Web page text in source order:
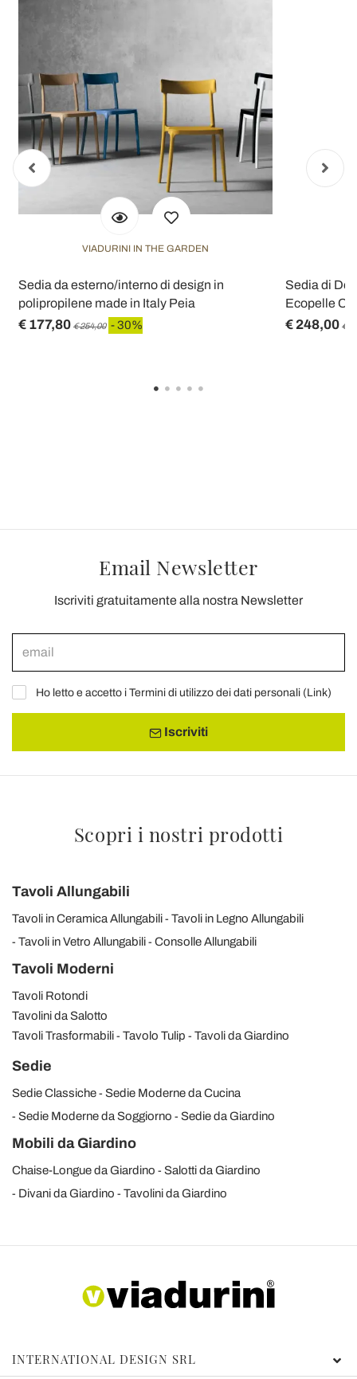
VIADURINI IN THE GARDEN
Sedia da esterno/interno di design in
polipropilene made in Italy Peia
€ 177,80 € 254,00 - 30%
Sedia di
Ecopelle
€ 248,00 €
Email Newsletter
Iscriviti gratuitamente alla nostra Newsletter
Ho letto e accetto i Termini di utilizzo dei dati personali (Link)
Iscriviti
Scopri i nostri prodotti
Tavoli Allungabili
Tavoli in Ceramica Allungabili
Tavoli in Legno Allungabili
Tavoli in Vetro Allungabili
Consolle Allungabili
Tavoli Moderni
Tavoli Rotondi
Tavolini da Salotto
Tavoli Trasformabili
Tavolo Tulip Tavoli da Giardino
Sedie
Sedie Classiche
Sedie Moderne da Cucina
Sedie Moderne da Soggiorno
Sedie da Giardino
Mobili da Giardino
Chaise-Longue da Giardino
Salotti da Giardino
Divani da Giardino
Tavolini da Giardino
INTERNATIONAL DESIGN SRL